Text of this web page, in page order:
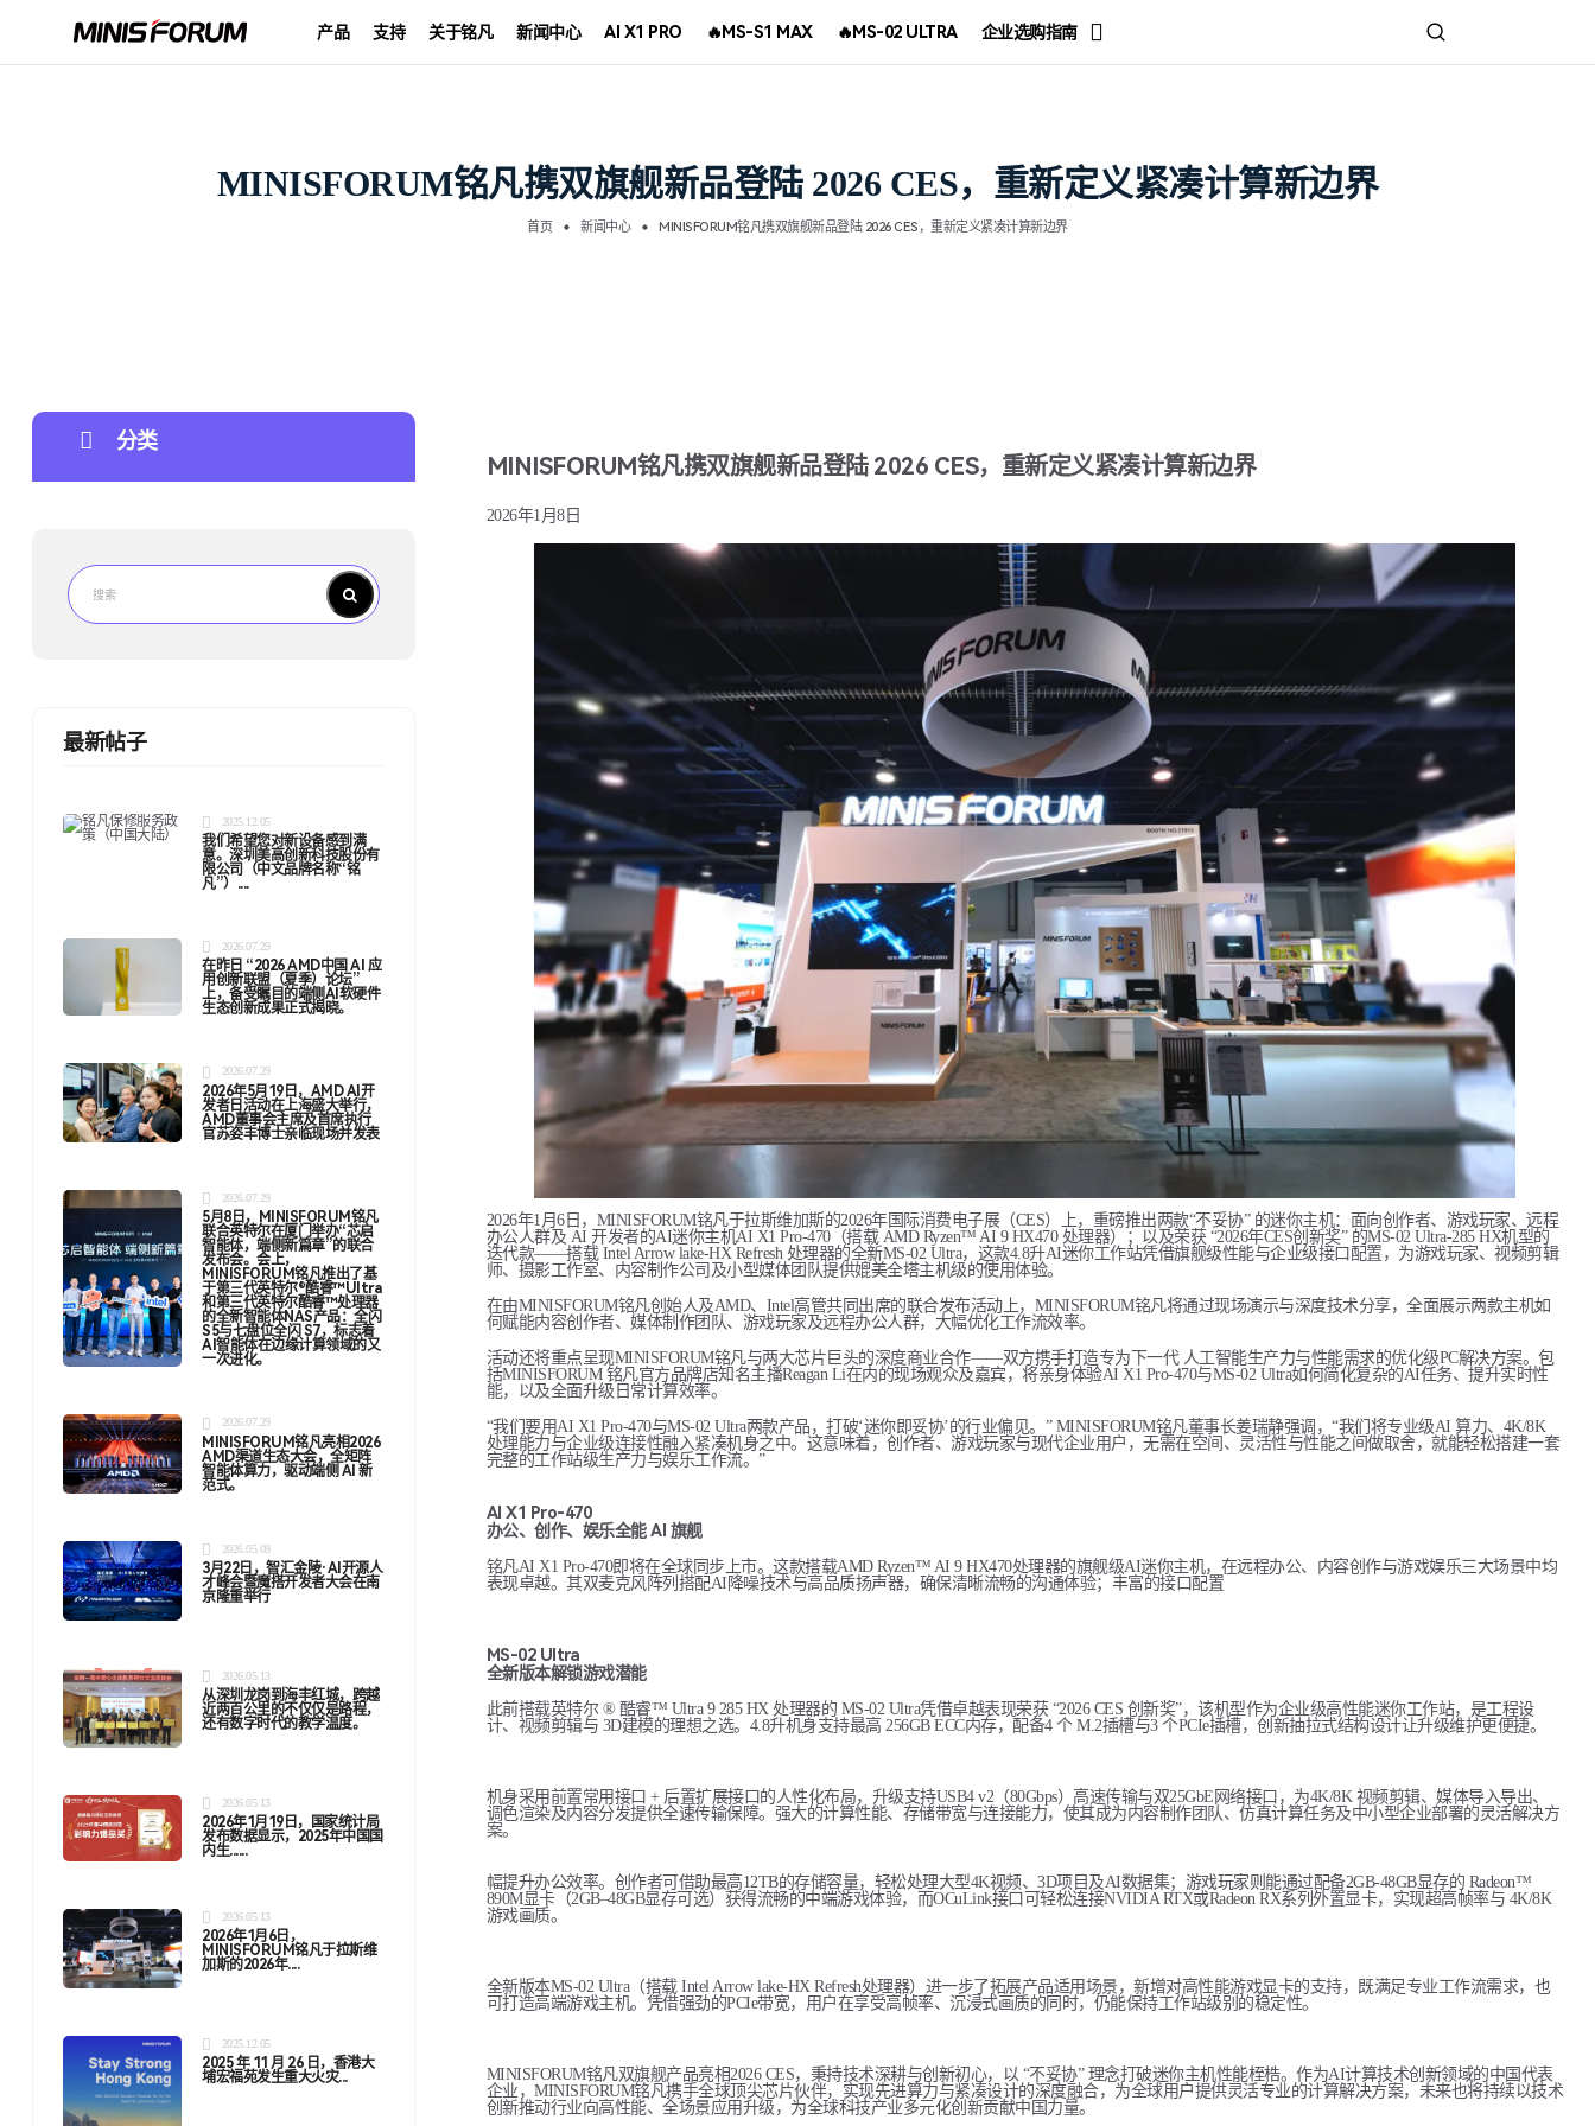
产品 支持 关于铭凡 新闻中心 AI X1 PRO 🔥MS-S1 MAX 🔥MS-02 ULTRA 企业选购指南
MINISFORUM铭凡携双旗舰新品登陆 2026 CES，重新定义紧凑计算新边界
首页 新闻中心 MINISFORUM铭凡携双旗舰新品登陆 2026 CES，重新定义紧凑计算新边界
分类
最新帖子
2025.12.05
我们希望您对新设备感到满
意。深圳美高创新科技股份有
限公司（中文品牌名称“铭
凡”）....
2026.07.29
在昨日 “2026 AMD中国 AI 应
用创新联盟（夏季）论坛”
上，备受瞩目的端侧AI软硬件
生态创新成果正式揭晓。
2026.07.29
2026年5月19日，AMD AI开
发者日活动在上海盛大举行，
AMD董事会主席及首席执行
官苏姿丰博士亲临现场并发表
2026.07.29
5月8日，MINISFORUM铭凡
联合英特尔在厦门举办“芯启
智能体，端侧新篇章”的联合
发布会。会上，
MINISFORUM铭凡推出了基
于第三代英特尔®酷睿™Ultra
和第三代英特尔酷睿™处理器
的全新智能体NAS产品：全闪
S5与七盘位全闪 S7，标志着
AI智能体在边缘计算领域的又
一次进化。
2026.07.29
MINISFORUM铭凡亮相2026
AMD渠道生态大会，全矩阵
智能体算力，驱动端侧 AI 新
范式。
2026.05.09
3月22日，智汇金陵·AI开源人
才峰会暨魔搭开发者大会在南
京隆重举行
2026.05.13
从深圳龙岗到海丰红城，跨越
近两百公里的不仅仅是路程，
还有数字时代的教学温度。
2026.05.13
2026年1月19日，国家统计局
发布数据显示，2025年中国国
内生......
2026.05.13
2026年1月6日，
MINISFORUM铭凡于拉斯维
加斯的2026年....
2025.12.05
2025 年 11 月 26 日，香港大
埔宏福苑发生重大火灾...
MINISFORUM铭凡携双旗舰新品登陆 2026 CES，重新定义紧凑计算新边界
2026年1月8日
2026年1月6日，MINISFORUM铭凡于拉斯维加斯的2026年国际消费电子展（CES）上，重磅推出两款“不妥协” 的迷你主机：面向创作者、游戏玩家、远程
办公人群及 AI 开发者的AI迷你主机AI X1 Pro-470（搭载 AMD Ryzen™ AI 9 HX470 处理器）；以及荣获 “2026年CES创新奖” 的MS-02 Ultra-285 HX机型的
迭代款——搭载 Intel Arrow lake-HX Refresh 处理器的全新MS-02 Ultra，这款4.8升AI迷你工作站凭借旗舰级性能与企业级接口配置，为游戏玩家、视频剪辑
师、摄影工作室、内容制作公司及小型媒体团队提供媲美全塔主机级的使用体验。
在由MINISFORUM铭凡创始人及AMD、Intel高管共同出席的联合发布活动上，MINISFORUM铭凡将通过现场演示与深度技术分享，全面展示两款主机如
何赋能内容创作者、媒体制作团队、游戏玩家及远程办公人群，大幅优化工作流效率。
活动还将重点呈现MINISFORUM铭凡与两大芯片巨头的深度商业合作——双方携手打造专为下一代 人工智能生产力与性能需求的优化级PC解决方案。包
括MINISFORUM 铭凡官方品牌店知名主播Reagan Li在内的现场观众及嘉宾，将亲身体验AI X1 Pro-470与MS-02 Ultra如何简化复杂的AI任务、提升实时性
能，以及全面升级日常计算效率。
“我们要用AI X1 Pro-470与MS-02 Ultra两款产品，打破‘迷你即妥协’的行业偏见。” MINISFORUM铭凡董事长姜瑞静强调，“我们将专业级AI 算力、4K/8K
处理能力与企业级连接性融入紧凑机身之中。这意味着，创作者、游戏玩家与现代企业用户，无需在空间、灵活性与性能之间做取舍，就能轻松搭建一套
完整的工作站级生产力与娱乐工作流。”
AI X1 Pro-470
办公、创作、娱乐全能 AI 旗舰
铭凡AI X1 Pro-470即将在全球同步上市。这款搭载AMD Ryzen™ AI 9 HX470处理器的旗舰级AI迷你主机，在远程办公、内容创作与游戏娱乐三大场景中均
表现卓越。其双麦克风阵列搭配AI降噪技术与高品质扬声器，确保清晰流畅的沟通体验；丰富的接口配置
MS-02 Ultra
全新版本解锁游戏潜能
此前搭载英特尔 ® 酷睿™ Ultra 9 285 HX 处理器的 MS-02 Ultra凭借卓越表现荣获 “2026 CES 创新奖”，该机型作为企业级高性能迷你工作站，是工程设
计、视频剪辑与 3D建模的理想之选。4.8升机身支持最高 256GB ECC内存，配备4 个 M.2插槽与3 个PCIe插槽，创新抽拉式结构设计让升级维护更便捷。
机身采用前置常用接口 + 后置扩展接口的人性化布局，升级支持USB4 v2（80Gbps）高速传输与双25GbE网络接口，为4K/8K 视频剪辑、媒体导入导出、
调色渲染及内容分发提供全速传输保障。强大的计算性能、存储带宽与连接能力，使其成为内容制作团队、仿真计算任务及中小型企业部署的灵活解决方
案。
幅提升办公效率。创作者可借助最高12TB的存储容量，轻松处理大型4K视频、3D项目及AI数据集；游戏玩家则能通过配备2GB-48GB显存的 Radeon™
890M显卡（2GB–48GB显存可选）获得流畅的中端游戏体验，而OCuLink接口可轻松连接NVIDIA RTX或Radeon RX系列外置显卡，实现超高帧率与 4K/8K
游戏画质。
全新版本MS-02 Ultra（搭载 Intel Arrow lake-HX Refresh处理器）进一步了拓展产品适用场景，新增对高性能游戏显卡的支持，既满足专业工作流需求，也
可打造高端游戏主机。凭借强劲的PCIe带宽，用户在享受高帧率、沉浸式画质的同时，仍能保持工作站级别的稳定性。
MINISFORUM铭凡双旗舰产品亮相2026 CES，秉持技术深耕与创新初心，以 “不妥协” 理念打破迷你主机性能桎梏。作为AI计算技术创新领域的中国代表
企业，MINISFORUM铭凡携手全球顶尖芯片伙伴，实现先进算力与紧凑设计的深度融合，为全球用户提供灵活专业的计算解决方案，未来也将持续以技术
创新推动行业向高性能、全场景应用升级，为全球科技产业多元化创新贡献中国力量。